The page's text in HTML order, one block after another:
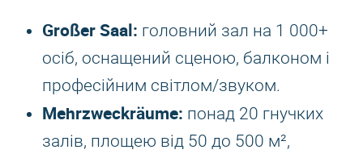
Großer Saal: головний зал на 1 000+
осіб, оснащений сценою, балконом і
професійним світлом/звуком.
Mehrzweckräume: понад 20 гнучких
залів, площею від 50 до 500 м²,